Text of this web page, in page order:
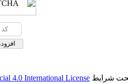
تحت شرایط 4.0 International License